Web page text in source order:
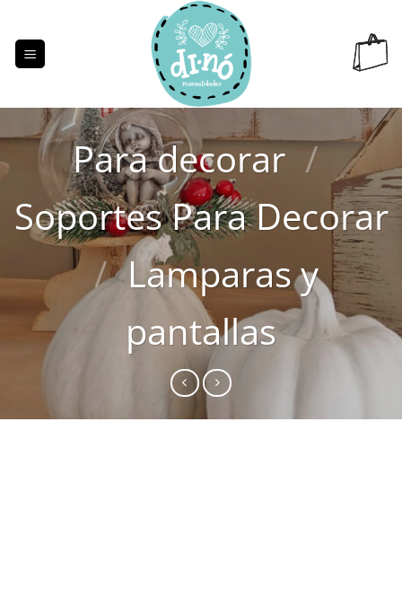
contenido
Para decorar /
Soportes Para Decorar
/ Lamparas y
pantallas